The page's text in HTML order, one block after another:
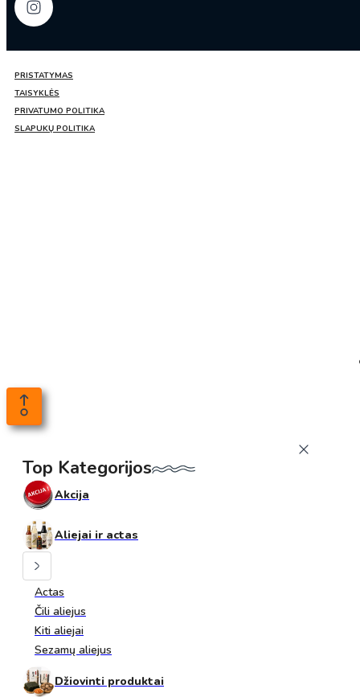
PRISTATYMAS
TAISYKLĖS
PRIVATUMO POLITIKA
SLAPUKŲ POLITIKA
Top Kategorijos
Akcija
Aliejai ir actas
Actas
Čili aliejus
Kiti aliejai
Sezamų aliejus
Džiovinti produktai